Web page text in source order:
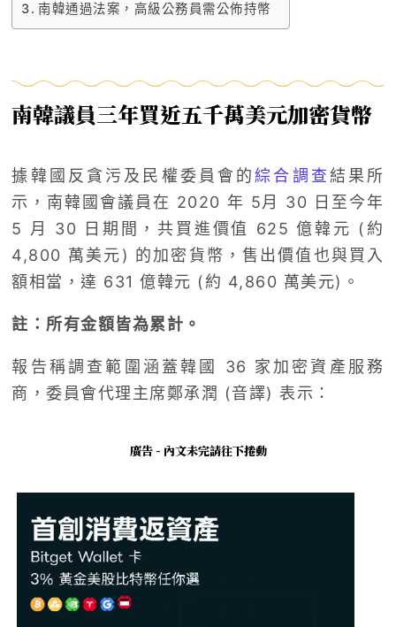
南韓通過法案，高級公務員需公佈持幣
南韓議員三年買近五千萬美元加密貨幣
據韓國反貪污及民權委員會的綜合調查結果所
示，南韓國會議員在 2020 年 5月 30 日至今年
5 月 30 日期間，共買進價值 625 億韓元 (約
4,800 萬美元) 的加密貨幣，售出價值也與買入
額相當，達 631 億韓元 (約 4,860 萬美元)。
註：所有金額皆為累計。
報告稱調查範圍涵蓋韓國 36 家加密資產服務
商，委員會代理主席鄭承潤 (音譯) 表示：
廣告 - 內文未完請往下捲動